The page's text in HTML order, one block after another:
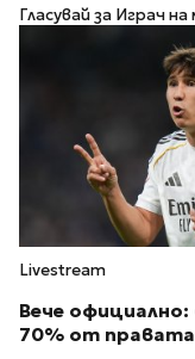
Гласувай за Играч
Livestream
Вече
70% от